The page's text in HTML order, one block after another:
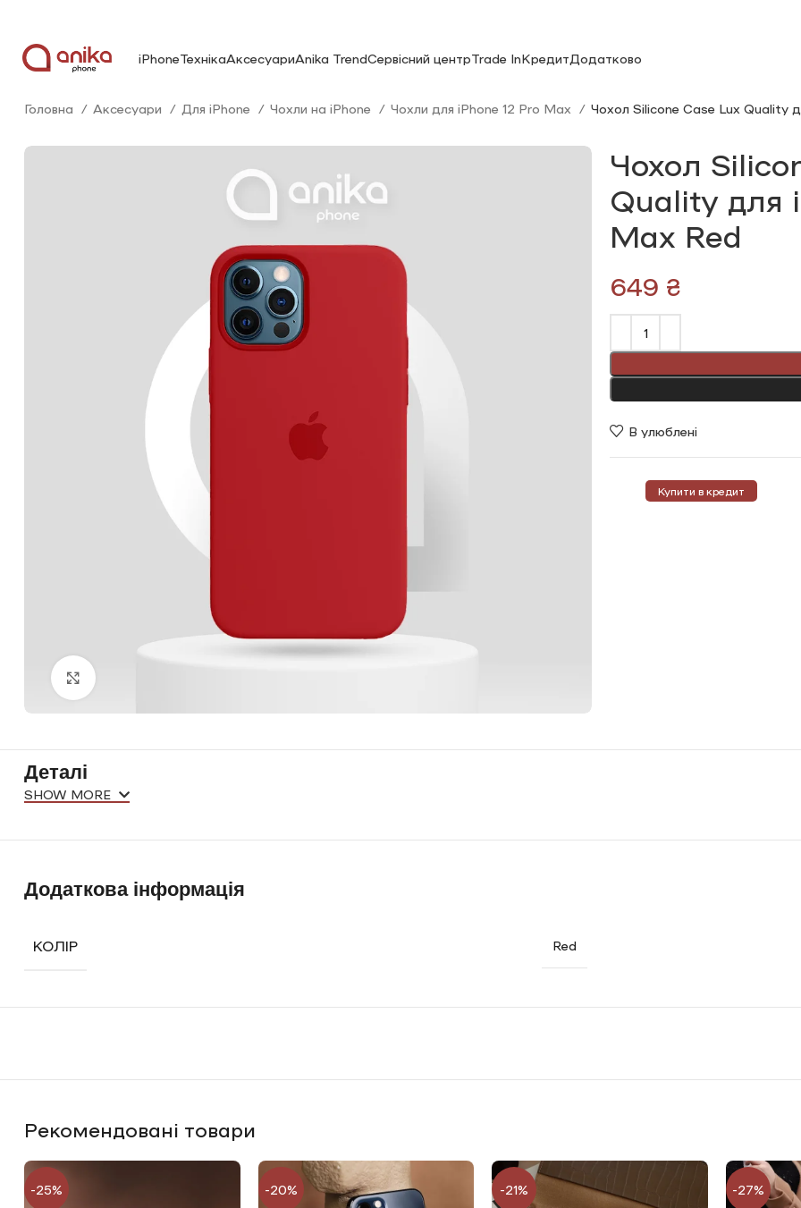
iPhoneТехнікаАксесуариAnika TrendСервісний центрTrade InКредитДодатково
Головна Аксесуари Для iPhone Чохли на iPhone Чохли для iPhone 12 Pro Max Чохол Silicone Сase Lux Quality
Чохол
Quality для
Max Red
₴
В улюблені
Купити в кредит
Деталі
SHOW MORE
Додаткова інформація
КОЛІР Red
Рекомендовані товари
-25% -20% -21% -27%